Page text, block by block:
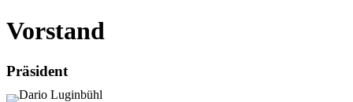
Vorstand
Präsident